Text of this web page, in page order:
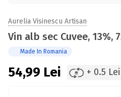
Aurelia Visinescu Artisan
Vin alb sec Cuvee, 13%,
Made In Romania
54,99 Lei + 0.5 Lei